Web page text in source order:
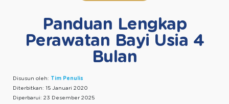
Panduan Lengkap
Perawatan Bayi Usia 4
Bulan
Disusun oleh: Tim Penulis
Diterbitkan: 15 Januari 2020
Diperbarui: 23 Desember 2025